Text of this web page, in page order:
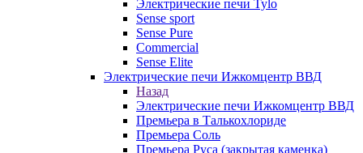
Электрические печи Tylo
Sense sport
Sense Pure
Commercial
Sense Elite
Электрические печи Ижкомцентр ВВД
Назад
Электрические печи Ижкомцентр ВВД
Премьера в Талькохлориде
Премьера Cоль
Премьера Руса (закрытая каменка)